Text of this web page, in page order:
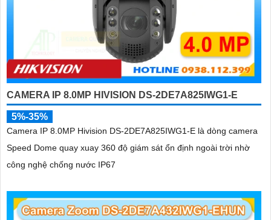
CAMERA IP 8.0MP HIVISION DS-2DE7A825IWG1-E
5%-35%
Camera IP 8.0MP Hivision DS-2DE7A825IWG1-E là dòng camera
Speed Dome quay xuay 360 độ giám sát ổn định ngoài trời nhờ
công nghệ chống nước IP67